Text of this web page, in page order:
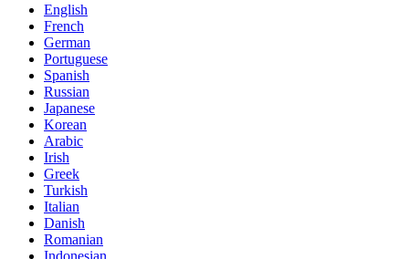
English
French
German
Portuguese
Spanish
Russian
Japanese
Korean
Arabic
Irish
Greek
Turkish
Italian
Danish
Romanian
Indonesian